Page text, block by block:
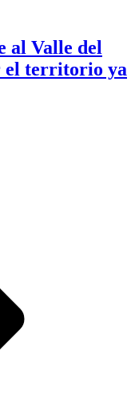
al Valle del
el territorio ya